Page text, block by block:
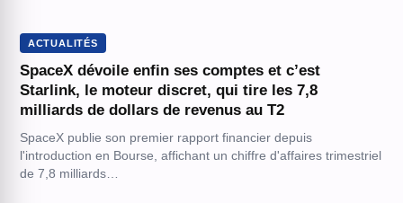
ACTUALITÉS
SpaceX dévoile enfin ses comptes et c’est
Starlink, le moteur discret, qui tire les 7,8
milliards de dollars de revenus au T2
SpaceX publie son premier rapport financier depuis
l'introduction en Bourse, affichant un chiffre d'affaires trimestriel
de 7,8 milliards…